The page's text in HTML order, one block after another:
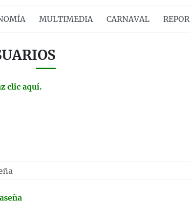
MULTIMEDIA CARNAVAL REPOR
clic aquí.